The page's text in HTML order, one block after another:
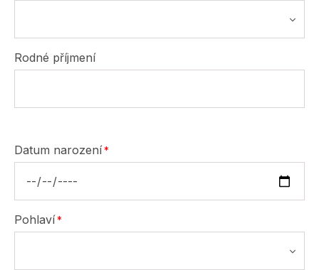
Rodné příjmení
Datum narození
Pohlaví